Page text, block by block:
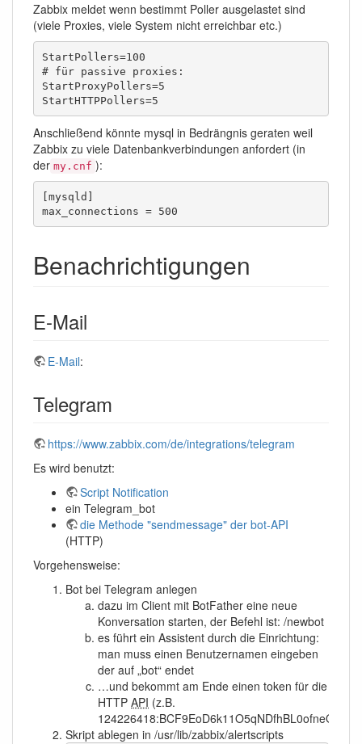
Zabbix meldet wenn bestimmt Poller ausgelastet sind
(viele Proxies, viele System nicht erreichbar etc.)
StartPollers=100
# für passive proxies:
StartProxyPollers=5
StartHTTPPollers=5
Anschließend könnte mysql in Bedrängnis geraten weil
Zabbix zu viele Datenbankverbindungen anfordert (in
der my.cnf ):
[mysqld]
max_connections = 500
Benachrichtigungen
E-Mail
E-Mail:
Telegram
https://www.zabbix.com/de/integrations/telegram
Es wird benutzt:
Script Notification
ein Telegram_bot
die Methode "sendmessage" der bot-API
(HTTP)
Vorgehensweise:
Bot bei Telegram anlegen
dazu im Client mit BotFather eine neue
Konversation starten, der Befehl ist: /newbot
es führt ein Assistent durch die Einrichtung:
man muss einen Benutzernamen eingeben
der auf „bot“ endet
…und bekommt am Ende einen token für die
HTTP API (z.B.
Skript ablegen in /usr/lib/zabbix/alertscripts